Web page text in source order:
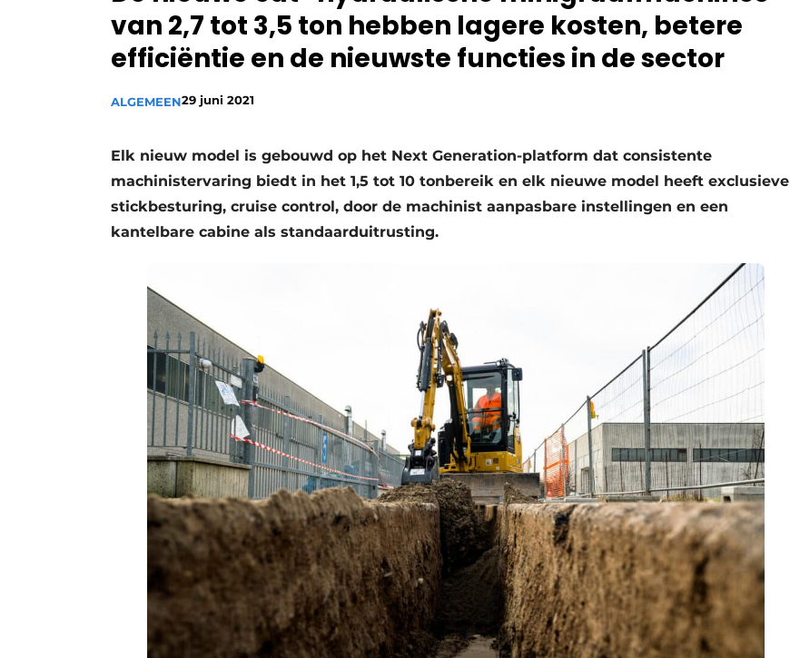
Vacature aanmelden
Vacatures
van 2,7 tot 3,5 ton hebben lagere kosten, betere
efficiëntie en de nieuwste functies in de sector
ALGEMEEN29 juni 2021
Elk nieuw model is gebouwd op het Next Generation-platform dat consistente
machinistervaring biedt in het 1,5 tot 10 tonbereik en elk nieuwe model heeft exclusieve
stickbesturing, cruise control, door de machinist aanpasbare instellingen en een
kantelbare cabine als standaarduitrusting.